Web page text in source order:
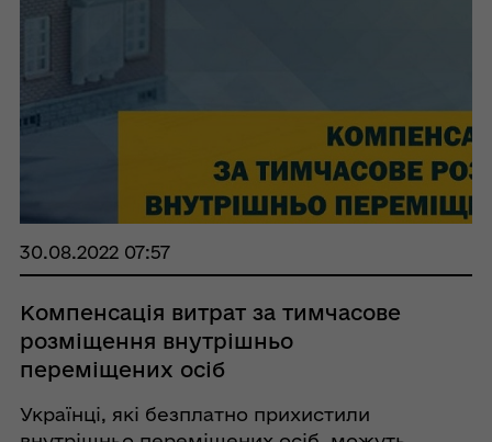
30.08.2022 07:57
Компенсація витрат за тимчасове
розміщення внутрішньо
переміщених осіб
Українці, які безплатно прихистили